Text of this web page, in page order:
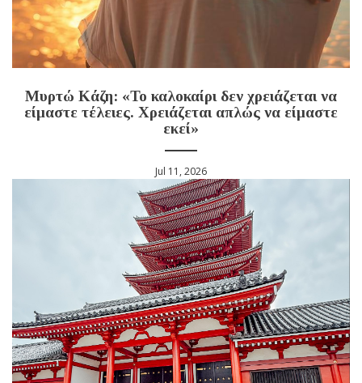
Μυρτώ Κάζη: «Το καλοκαίρι δεν χρειάζεται να
είμαστε τέλειες. Χρειάζεται απλώς να είμαστε
εκεί»
Jul 11, 2026